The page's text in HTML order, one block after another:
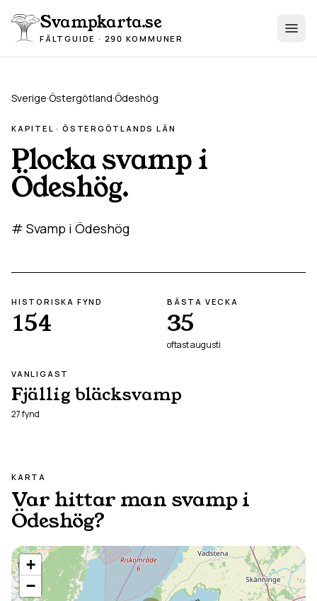
Svampkarta.se
FÄLTGUIDE · 290 KOMMUNER
Sverige·Östergötland·Ödeshög
KAPITEL · ÖSTERGÖTLANDS LÄN
Plocka svamp i
Ödeshög.
# Svamp i Ödeshög
HISTORISKA FYND
154
BÄSTA VECKA
35
oftastaugusti
VANLIGAST
Fjällig bläcksvamp
27fynd
KARTA
Var hittar man svamp i
Ödeshög?
+
−